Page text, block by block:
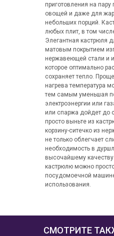
приготовления на
овощей и даже для
небольших порций.
любых плит, в том
Элегантная кастрюля
матовым покрытием
нержавеющей стали и
которое оптимально
сохраняет тепло.
нагрева температура
тем самым уменьшая
электроэнергии или
или спаржа дойдет до
просто выньте из
корзину-ситечко из
не только облегчает
необходимость в
высочайшему качеству
кастрюлю можно
посудомоечной
использования.
СМОТРИТЕ